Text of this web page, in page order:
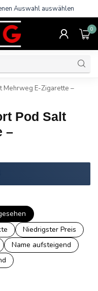
Auswahl auswählen
0
Mehrweg E-Zigarette –
Pod Salt
–
Niedrigster Preis
Name aufsteigend